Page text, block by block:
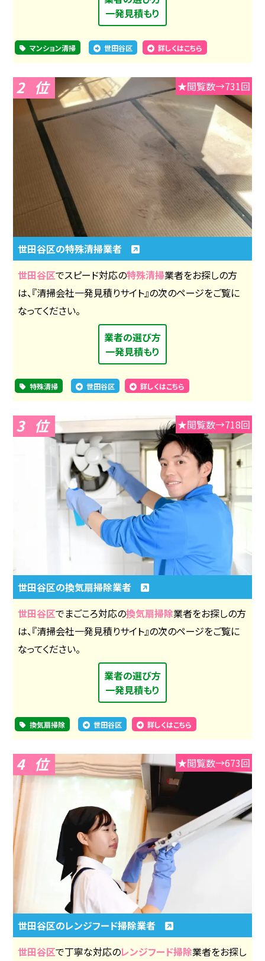
一発見積もり
マンション清掃 世田谷区 詳しくはこちら
2 ★閲覧数→731回
世田谷区の特殊清掃業者
世田谷区でスピード対応の特殊清掃業者をお探しの方
は、『清掃会社一発見積りサイト』の次のページをご覧に
なってください。
業者の選び方
一発見積もり
特殊清掃 世田谷区 詳しくはこちら
3 ★閲覧数→718回
世田谷区の換気扇掃除業者
世田谷区でまごころ対応の換気扇掃除業者をお探しの方
は、『清掃会社一発見積りサイト』の次のページをご覧に
なってください。
業者の選び方
一発見積もり
換気扇掃除 世田谷区 詳しくはこちら
4 ★閲覧数→673回
世田谷区のレンジフード掃除業者
世田谷区で丁寧な対応のレンジフード掃除業者をお探し